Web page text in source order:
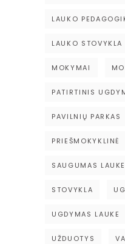
LAUKO
LAUKO STOVYKLA
MOKYMAI
PATIRTINIS
PAVILNIŲ PARKAS
PRIEŠMOKYKLINĖ
SAUGUMAS LAUKE
STOVYKLA
UGDYMAS LAUKE
UŽDUOTYS